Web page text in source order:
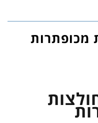
מכופתרות